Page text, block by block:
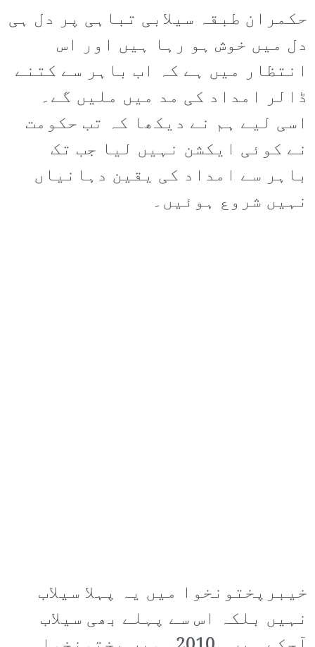
حکمران طبقہ سیلابی تباہی پر دل ہی
دل میں خوش ہو رہا ہیں اور اس
انتظار میں ہے کہ اب باہر سے کتنے
ڈالر امداد کی مد میں ملیں گے۔
اسی لیے ہم نے دیکھا کہ تب حکومت
نے کوئی ایکشن نہیں لیا جب تک
باہر سے امداد کی یقین دہانیاں
نہیں شروع ہوئیں۔
خیبرپختونخوا میں یہ پہلا سیلاب
نہیں بلکہ اس سے پہلے بھی سیلاب